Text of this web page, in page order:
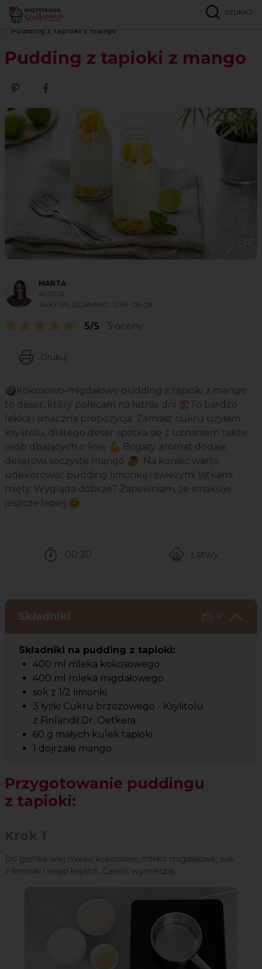
SZUKAJ
Strona główna
Pudding z tapioki z mango
Pudding z tapioki z mango
Zobacz nasze piny w serwisie Pinterest
Udostępnij ten przepis w serwisie Facebook
MARTA
AUTOR
ZAKTUALIZOWANO: 2019-08-28
5/5 3 oceny
Drukuj
🥥Kokosowo-migdałowy pudding z tapioki z mango
to deser, który polecam na letnie dni 🏖️To bardzo
lekka i smaczna propozycja. Zamiast cukru użyłam
ksylitolu, dlatego deser spotka się z uznaniem także
osób dbających o linię 💪 Bogaty aromat dodaje
deserowi soczyste mango 🥭 Na koniec warto
udekorować pudding limonką i świeżymi listkami
mięty. Wygląda dobrze? Zapewniam, że smakuje
jeszcze lepiej 😊
00:30
Łatwy
Składniki 4
Składniki na pudding z tapioki:
400 ml mleka kokosowego
400 ml mleka migdałowego
sok z 1/2 limonki
3 łyżki Cukru brzozowego - Ksylitolu
z Finlandii Dr. Oetkera
60 g małych kulek tapioki
1 dojrzałe mango
Przygotowanie puddingu
z tapioki:
Do garnka wlej mleko kokosowe, mleko migdałowe, sok
z limonki i wsyp ksylitol. Całość wymieszaj.